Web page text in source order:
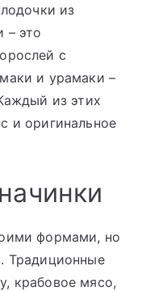
из
– это
с
и урамаки –
из этих
и оригинальное
формами, но
Традиционные
крабовое мясо,